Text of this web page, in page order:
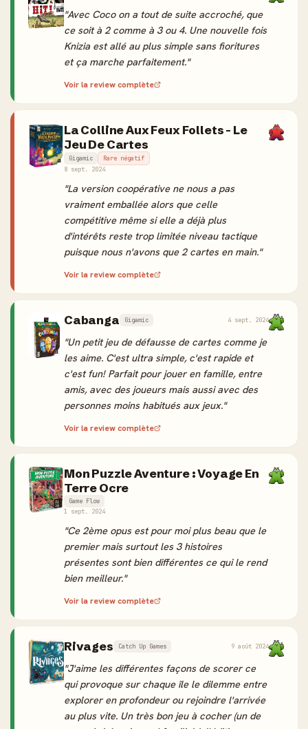
"Avec Coco on a tout de suite accroché, que
ce soit à 2 comme à 3 ou 4. Une nouvelle fois
Knizia est allé au plus simple sans fioritures
et ça marche parfaitement."
Voir la review complète
La Colline Aux Feux Follets - Le
Jeu De Cartes
Gigamic
Rare négatif
8 sept. 2024
"La version coopérative ne nous a pas
vraiment emballée alors que celle
compétitive même si elle a déjà plus
d'intérêts reste trop limitée niveau tactique
puisque nous n'avons que 2 cartes en main."
Voir la review complète
Cabanga Gigamic 4 sept. 2024
"Un petit jeu de défausse de cartes comme je
les aime. C'est ultra simple, c'est rapide et
c'est fun! Parfait pour jouer en famille, entre
amis, avec des joueurs mais aussi avec des
personnes moins habitués aux jeux."
Voir la review complète
Mon Puzzle Aventure : Voyage En
Terre Ocre
Game Flow
1 sept. 2024
"Ce 2ème opus est pour moi plus beau que le
premier mais surtout les 3 histoires
présentes sont bien différentes ce qui le rend
bien meilleur."
Voir la review complète
Rivages Catch Up Games 9 août 2024
"J'aime les différentes façons de scorer ce
qui provoque sur chaque île le dilemme entre
explorer en profondeur ou rejoindre l'arrivée
au plus vite. Un très bon jeu à cocher (un de